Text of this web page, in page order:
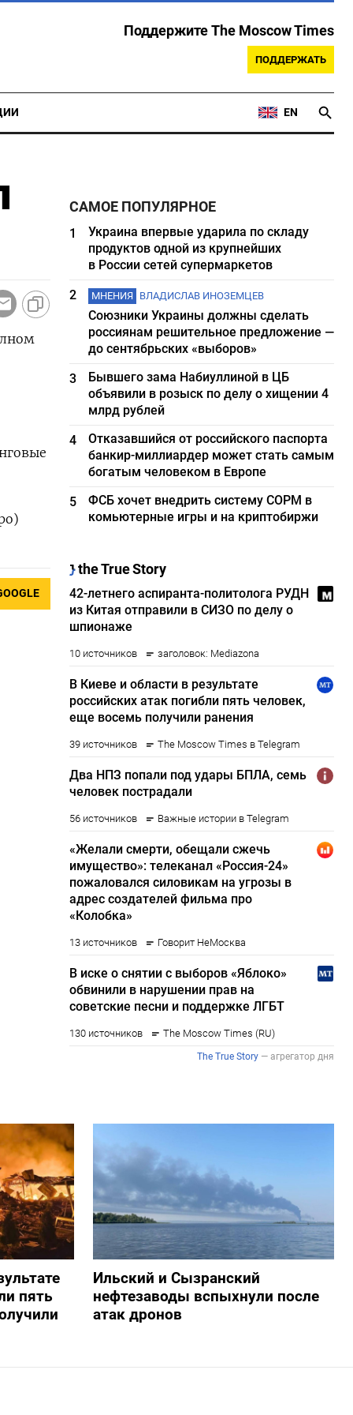
Поддержите The Moscow Times
ПОДДЕРЖАТЬ
EN
САМОЕ ПОПУЛЯРНОЕ
1
Украина впервые ударила по складу
продуктов одной из крупнейших
в России сетей супермаркетов
2
МНЕНИЯ ВЛАДИСЛАВ ИНОЗЕМЦЕВ
Союзники Украины должны сделать
россиянам решительное предложение —
до сентябрьских «выборов»
3
Бывшего зама Набиуллиной в ЦБ
объявили в розыск по делу о хищении 4
млрд рублей
4
Отказавшийся от российского паспорта
банкир-миллиардер может стать самым
богатым человеком в Европе
5
ФСБ хочет внедрить систему СОРМ в
комьютерные игры и на криптобиржи
пять
Ильский и Сызранский
нефтезаводы вспыхнули после
атак дронов